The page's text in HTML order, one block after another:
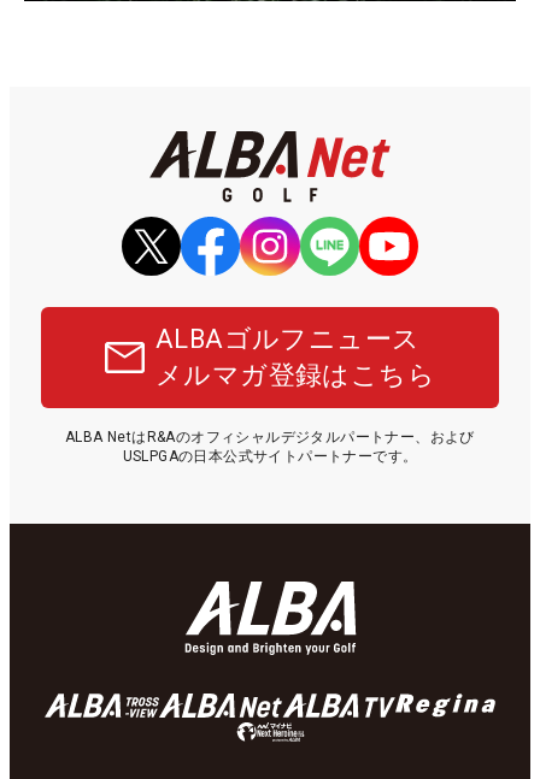
ALBAゴルフニュース
メルマガ登録はこちら
ALBA NetはR&Aのオフィシャルデジタルパートナー、および
USLPGAの日本公式サイトパートナーです。